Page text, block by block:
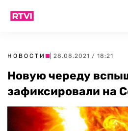
НОВОСТИ | 28.08.2021 / 18:21
Новую череду
зафиксировали на